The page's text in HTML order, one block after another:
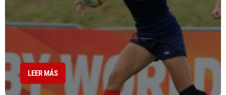
LEER MÁS